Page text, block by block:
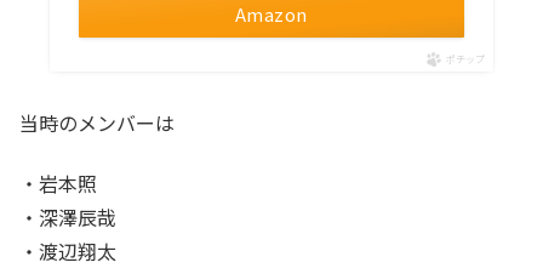
Amazon
ポチップ
当時のメンバーは
・岩本照
・深澤辰哉
・渡辺翔太